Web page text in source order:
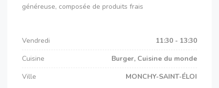
généreuse, composée de produits frais
Vendredi
11:30 - 13:30
Cuisine
Burger, Cuisine du monde
Ville
MONCHY-SAINT-ÉLOI